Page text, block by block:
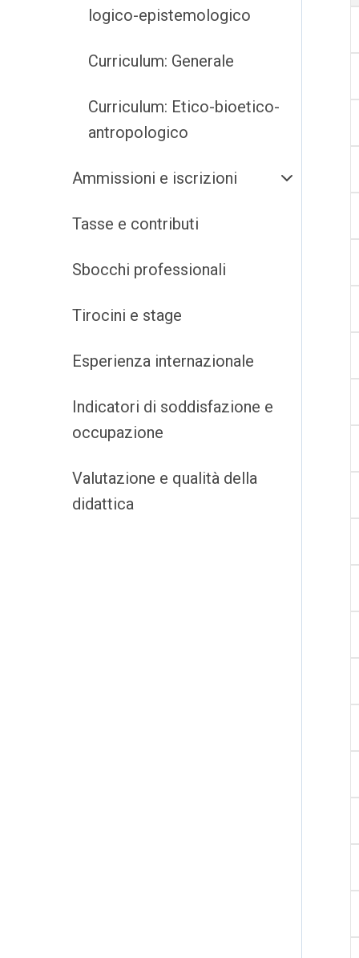
logico-epistemologico
Curriculum: Generale
Curriculum: Etico-bioetico-
antropologico
Ammissioni e iscrizioni
Tasse e contributi
Sbocchi professionali
Tirocini e stage
Esperienza internazionale
Indicatori di soddisfazione e
occupazione
Valutazione e qualità della
didattica